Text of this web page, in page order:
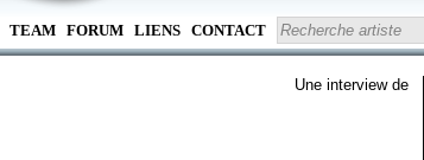
TEAM FORUM LIENS CONTACT
Une interview de